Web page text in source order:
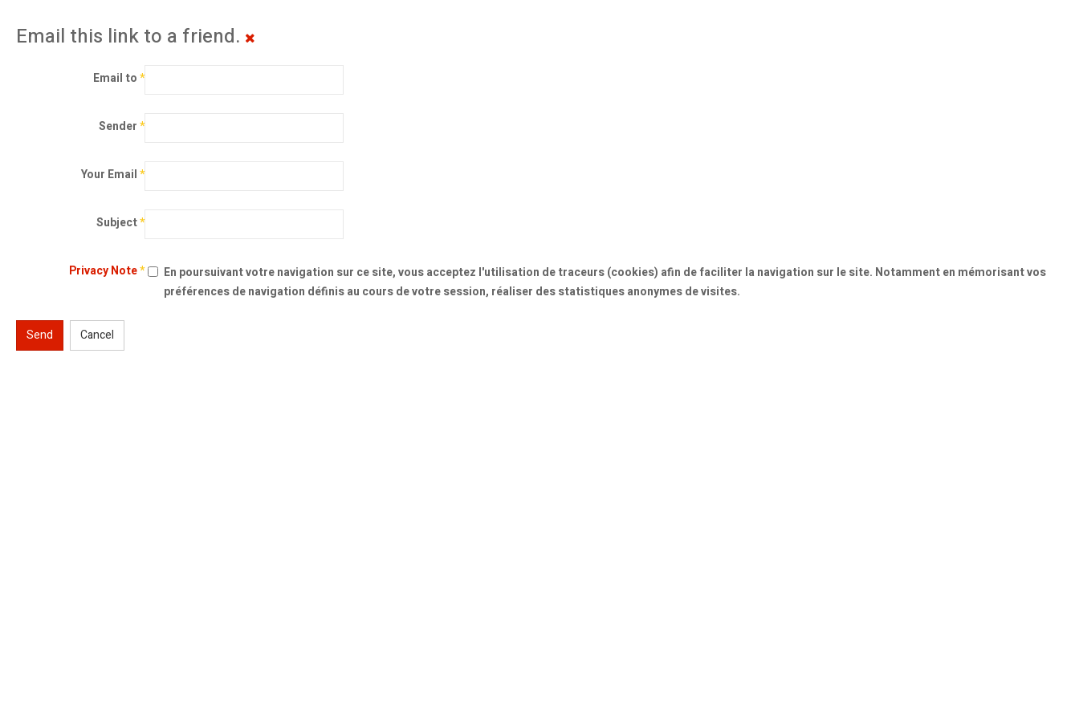
Email this link to a friend.
Email to*
Sender*
Your Email*
Subject*
Privacy Note*
En poursuivant votre navigation sur ce site, vous acceptez l'utilisation de traceurs (cookies) afin de faciliter la navigation sur le site. Notamment en mémorisant vos
préférences de navigation définis au cours de votre session, réaliser des statistiques anonymes de visites.
Send Cancel